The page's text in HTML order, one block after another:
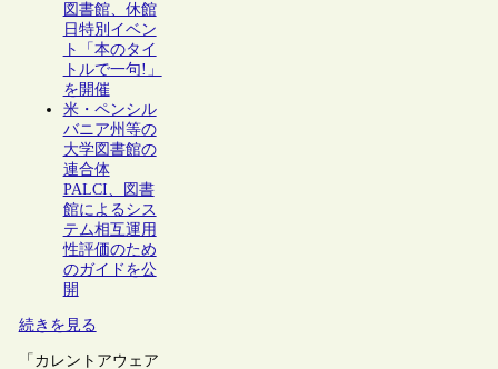
図書館、休館
日特別イベン
ト「本のタイ
トルで一句!」
を開催
米・ペンシル
バニア州等の
大学図書館の
連合体
PALCI、図書
館によるシス
テム相互運用
性評価のため
のガイドを公
開
続きを見る
「カレントアウェア